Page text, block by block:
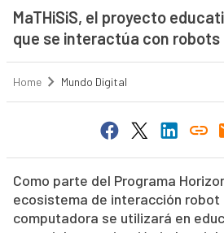
MaTHiSiS, el proyecto
que se interactúa con robots
Home Mundo Digital
Como parte del Programa
ecosistema de interacción robot
computadora se utilizará en